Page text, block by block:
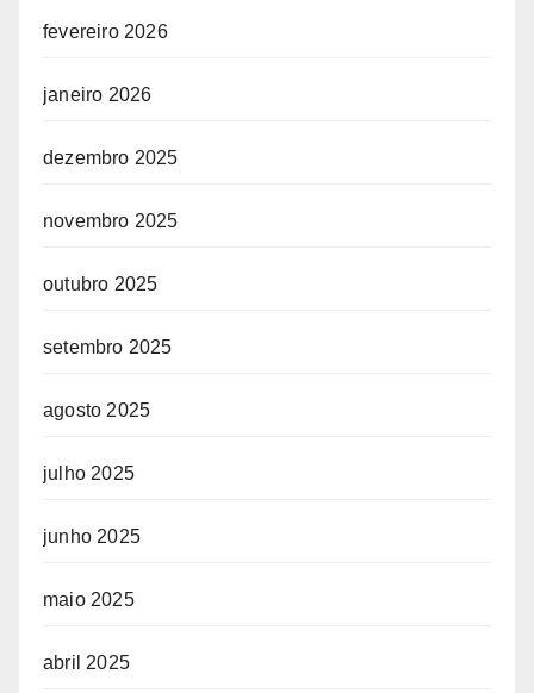
fevereiro 2026
janeiro 2026
dezembro 2025
novembro 2025
outubro 2025
setembro 2025
agosto 2025
julho 2025
junho 2025
maio 2025
abril 2025